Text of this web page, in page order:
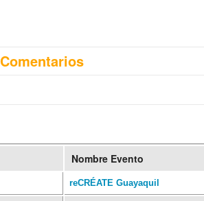
Comentarios
Nombre Evento
reCRÉATE Guayaquil